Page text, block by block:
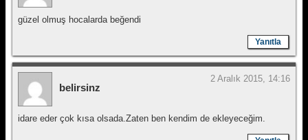
güzel olmuş hocalarda beğendi
Yanıtla
belirsinz
2 Aralık 2015, 14:16
idare eder çok kısa olsada.Zaten ben kendim de ekleyeceğim.